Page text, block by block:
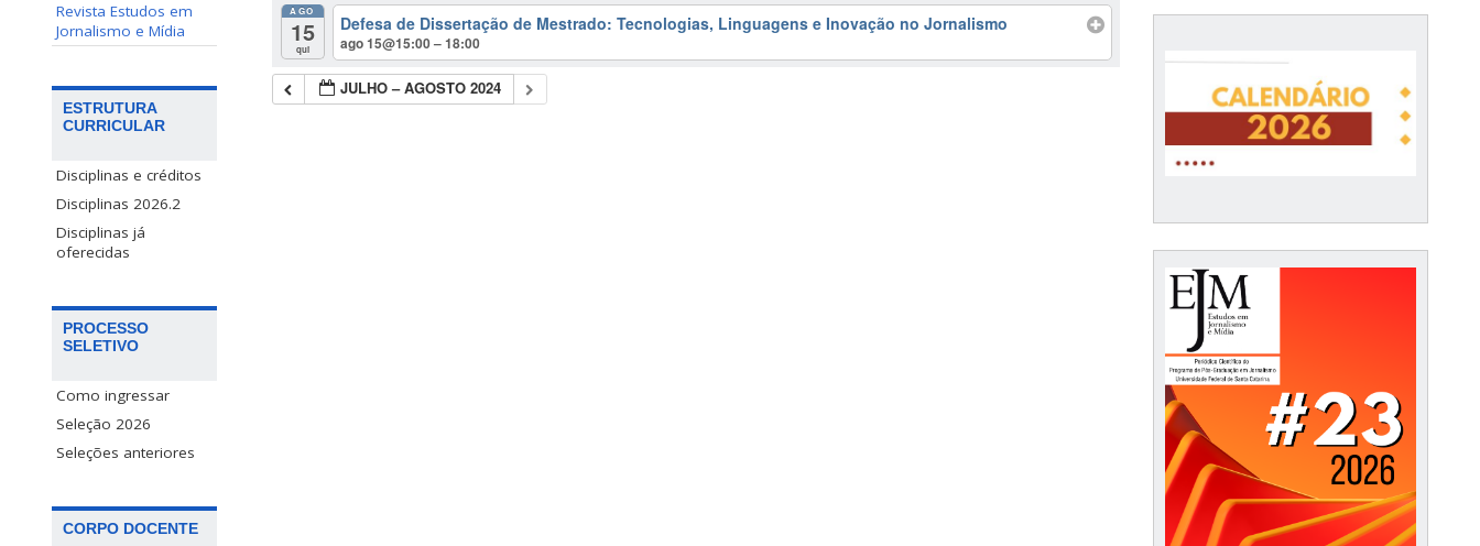
Revista Estudos em
Jornalismo e Mídia
ESTRUTURA
CURRICULAR
Disciplinas e créditos
Disciplinas 2026.2
Disciplinas já
oferecidas
PROCESSO
SELETIVO
Como ingressar
Seleção 2026
Seleções anteriores
CORPO DOCENTE
AGO
15
qui
Defesa de Dissertação de Mestrado: Tecnologias, Linguagens e Inovação no Jornalismo
ago 15@15:00 – 18:00
JULHO – AGOSTO 2024